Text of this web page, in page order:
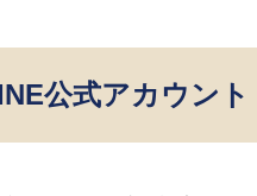
公式アカウント